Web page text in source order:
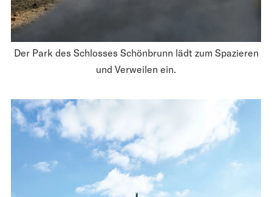
Der Park des Schlosses Schönbrunn lädt zum Spazieren
und Verweilen ein.